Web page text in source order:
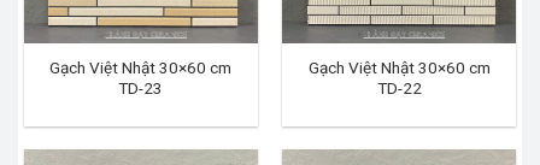
Gạch Việt Nhật 30×60 cm
TD-23
Gạch Việt Nhật 30×60 cm
TD-22